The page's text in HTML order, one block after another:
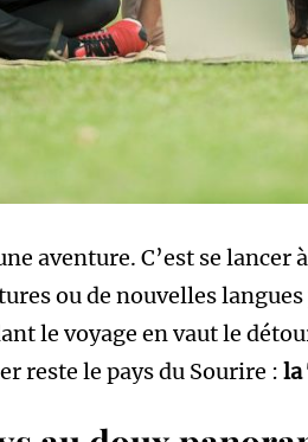
aventure. C’est se lancer
ou de nouvelles langues
le voyage en vaut le
reste le pays du Sourire : la